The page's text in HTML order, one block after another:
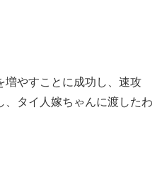
増やすことに成功し、速攻
、タイ人嫁ちゃんに渡したわ